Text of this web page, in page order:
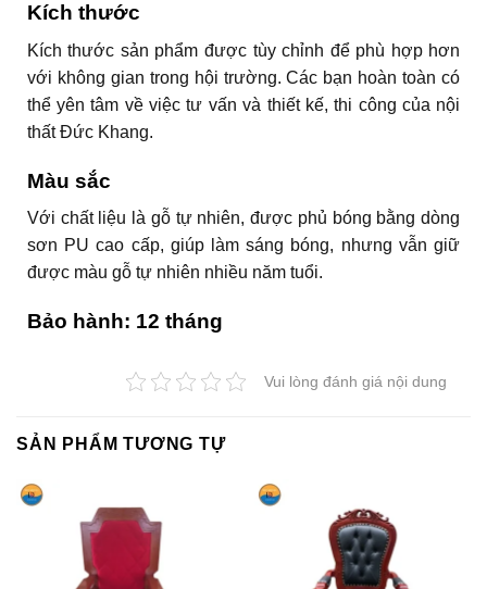
Kích thước
Kích thước sản phẩm được tùy chỉnh để phù hợp hơn
với không gian trong hội trường. Các bạn hoàn toàn có
thể yên tâm về việc tư vấn và thiết kế, thi công của nội
thất Đức Khang.
Màu sắc
Với chất liệu là gỗ tự nhiên, được phủ bóng bằng dòng
sơn PU cao cấp, giúp làm sáng bóng, nhưng vẫn giữ
được màu gỗ tự nhiên nhiều năm tuổi.
Bảo hành: 12 tháng
Vui lòng đánh giá nội dung
SẢN PHẨM TƯƠNG TỰ